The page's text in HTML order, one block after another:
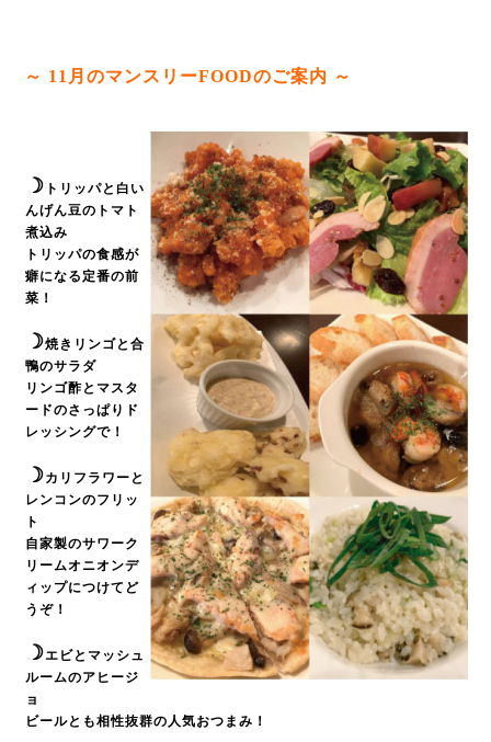
～ 11 月のマンスリーFOODのご案内 ～
☽ トリッパと白い
んげん豆のトマト
煮込み
トリッパの食感が
癖になる定番の前
菜！
☽焼きリンゴと合
鴨のサラダ
リンゴ酢とマスタ
ードのさっぱりド
レッシングで！
☽カリフラワーと
レンコンのフリッ
ト
自家製のサワーク
リームオニオンデ
ィップにつけてど
うぞ！
☽エビとマッシュ
ルームのアヒージ
ョ
ビールとも相性抜群の人気おつまみ！